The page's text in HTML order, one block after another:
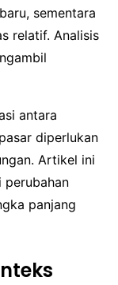
baru, sementara
relatif. Analisis
antara
diperlukan
Artikel ini
perubahan
panjang